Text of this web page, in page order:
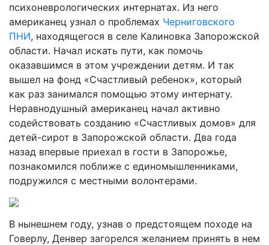
психоневрологических интернатах. Из него
американец узнал о проблемах Черниговского
ПНИ, находящегося в селе Калиновка Запорожской
области. Начал искать пути, как помочь
оказавшимся в этом учреждении детям. И так
вышел на фонд «Счастливый ребенок», который
как раз занимался помощью этому интернату.
Неравнодушный американец начал активно
содействовать созданию «Счастливых домов» для
детей-сирот в Запорожской области. Два года
назад впервые приехал в гости в Запорожье,
познакомился поближе с единомышленниками,
подружился с местными волонтерами.
В нынешнем году, узнав о предстоящем походе на
Говерлу, Денвер загорелся желанием принять в нем